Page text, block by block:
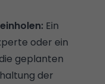
Ein
oder ein
geplanten
der